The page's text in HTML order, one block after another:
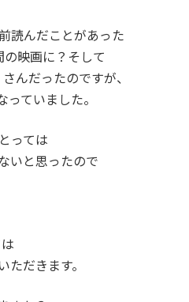
読んだことがあった
映画に？そして
んだったのですが、
ていました。
っては
いと思ったので
だきます。